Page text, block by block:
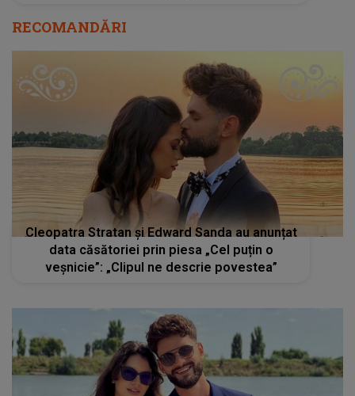
RECOMANDĂRI
Cleopatra Stratan și Edward Sanda au anunțat
data căsătoriei prin piesa „Cel puțin o
veșnicie”: „Clipul ne descrie povestea”